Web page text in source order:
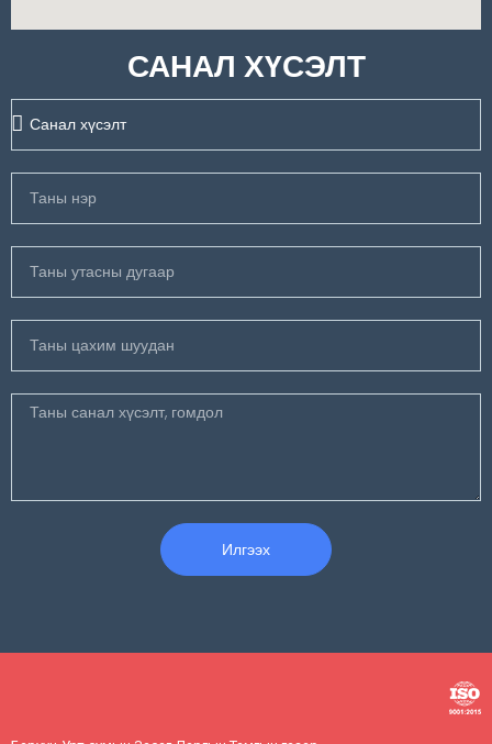
САНАЛ ХҮСЭЛТ
Илгээх